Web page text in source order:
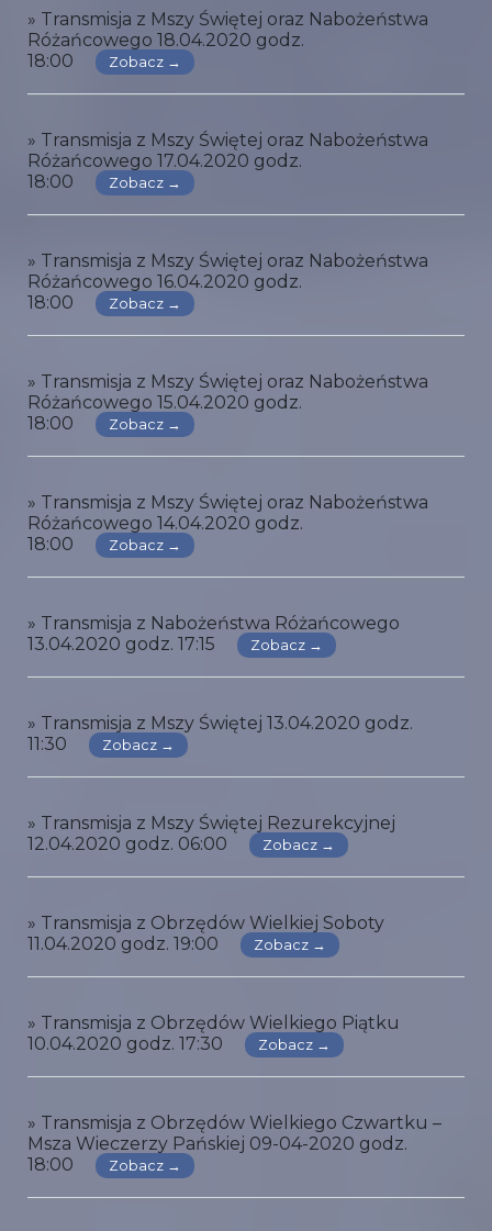
» Transmisja z Mszy Świętej oraz Nabożeństwa
Różańcowego 18.04.2020 godz.
18:00
Zobacz →
» Transmisja z Mszy Świętej oraz Nabożeństwa
Różańcowego 17.04.2020 godz.
18:00
Zobacz →
» Transmisja z Mszy Świętej oraz Nabożeństwa
Różańcowego 16.04.2020 godz.
18:00
Zobacz →
» Transmisja z Mszy Świętej oraz Nabożeństwa
Różańcowego 15.04.2020 godz.
18:00
Zobacz →
» Transmisja z Mszy Świętej oraz Nabożeństwa
Różańcowego 14.04.2020 godz.
18:00
Zobacz →
» Transmisja z Nabożeństwa Różańcowego
13.04.2020 godz. 17:15
Zobacz →
» Transmisja z Mszy Świętej 13.04.2020 godz.
11:30
Zobacz →
» Transmisja z Mszy Świętej Rezurekcyjnej
12.04.2020 godz. 06:00
Zobacz →
» Transmisja z Obrzędów Wielkiej Soboty
11.04.2020 godz. 19:00
Zobacz →
» Transmisja z Obrzędów Wielkiego Piątku
10.04.2020 godz. 17:30
Zobacz →
» Transmisja z Obrzędów Wielkiego Czwartku –
Msza Wieczerzy Pańskiej 09-04-2020 godz.
18:00
Zobacz →